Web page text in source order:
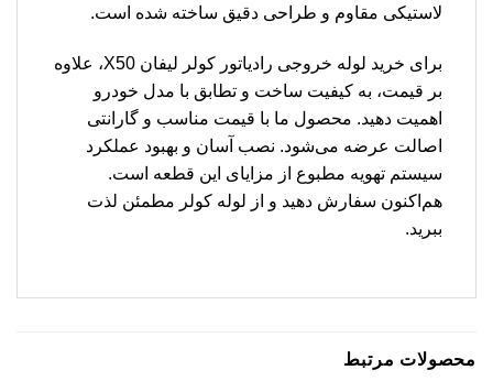
لاستیکی مقاوم و طراحی دقیق ساخته شده است.
برای خرید لوله خروجی رادیاتور کولر لیفان X50، علاوه
بر قیمت، به کیفیت ساخت و تطابق با مدل خودرو
اهمیت دهید. محصول ما با قیمت مناسب و گارانتی
اصالت عرضه می‌شود. نصب آسان و بهبود عملکرد
سیستم تهویه مطبوع از مزایای این قطعه است.
هم‌اکنون سفارش دهید و از لوله کولر مطمئن لذت
ببرید.
محصولات مرتبط